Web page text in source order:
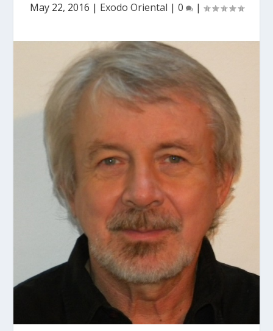
May 22, 2016 | Exodo Oriental | 0 |